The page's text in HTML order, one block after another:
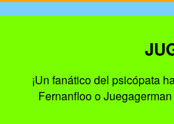
¡Un fanático del psicópata
Fernanfloo o